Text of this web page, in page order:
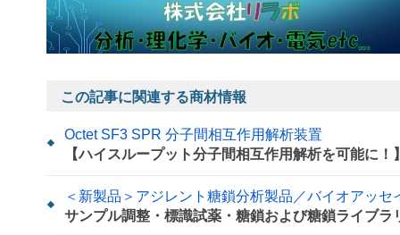
この記事に関連する商材情報
Octet SF3 SPR 分子間相互作用解析装置
【ハイスループット分子間相互作用解析を可能に
＜新製品＞アジレント糖鎖分析製品／バイオアッ
サンプル調整・標識試薬・糖鎖および糖鎖ライブ